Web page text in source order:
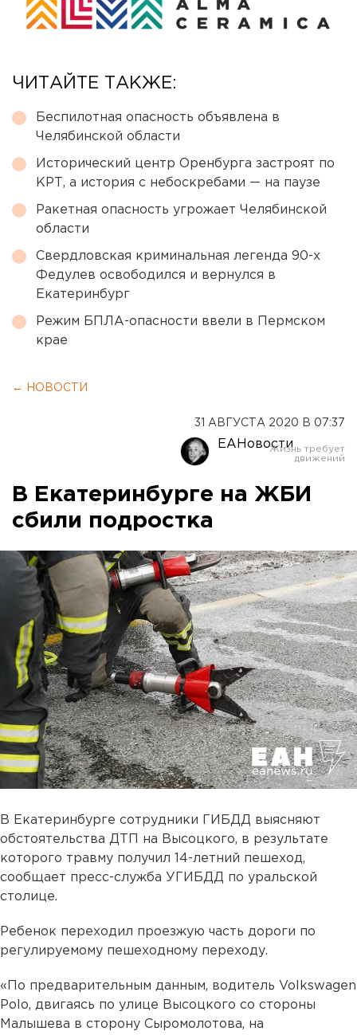
ЧИТАЙТЕ ТАКЖЕ:
Беспилотная опасность объявлена в
Челябинской области
Исторический центр Оренбурга застроят по
КРТ, а история с небоскребами — на паузе
Ракетная опасность угрожает Челябинской
области
Свердловская криминальная легенда 90-х
Федулев освободился и вернулся в
Екатеринбург
Режим БПЛА-опасности ввели в Пермском
крае
← НОВОСТИ
31 АВГУСТА 2020 В 07:37
ЕАНовости
В Екатеринбурге на ЖБИ
сбили подростка
В Екатеринбурге сотрудники ГИБДД выясняют
обстоятельства ДТП на Высоцкого, в результате
которого травму получил 14-летний пешеход,
сообщает пресс-служба УГИБДД по уральской
столице.
Ребенок переходил проезжую часть дороги по
регулируемому пешеходному переходу.
«По предварительным данным, водитель Volkswagen
Polo, двигаясь по улице Высоцкого со стороны
Малышева в сторону Сыромолотова, на